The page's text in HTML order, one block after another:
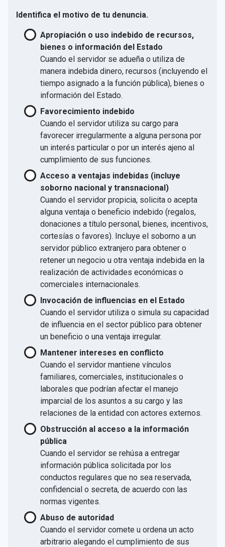
Identifica el motivo de tu denuncia.
Apropiación o uso indebido de recursos,
bienes o información del Estado
Cuando el servidor se adueña o utiliza de
manera indebida dinero, recursos (incluyendo el
tiempo asignado a la función pública), bienes o
información del Estado.
Favorecimiento indebido
Cuando el servidor utiliza su cargo para
favorecer irregularmente a alguna persona por
un interés particular o por un interés ajeno al
cumplimiento de sus funciones.
Acceso a ventajas indebidas (incluye
soborno nacional y transnacional)
Cuando el servidor propicia, solicita o acepta
alguna ventaja o beneficio indebido (regalos,
donaciones a título personal, bienes, incentivos,
cortesías o favores). Incluye el soborno a un
servidor público extranjero para obtener o
retener un negocio u otra ventaja indebida en la
realización de actividades económicas o
comerciales internacionales.
Invocación de influencias en el Estado
Cuando el servidor utiliza o simula su capacidad
de influencia en el sector público para obtener
un beneficio o una ventaja irregular.
Mantener intereses en conflicto
Cuando el servidor mantiene vínculos
familiares, comerciales, institucionales o
laborales que podrían afectar el manejo
imparcial de los asuntos a su cargo y las
relaciones de la entidad con actores externos.
Obstrucción al acceso a la información
pública
Cuando el servidor se rehúsa a entregar
información pública solicitada por los
conductos regulares que no sea reservada,
confidencial o secreta, de acuerdo con las
normas vigentes.
Abuso de autoridad
Cuando el servidor comete u ordena un acto
arbitrario alegando el cumplimiento de sus